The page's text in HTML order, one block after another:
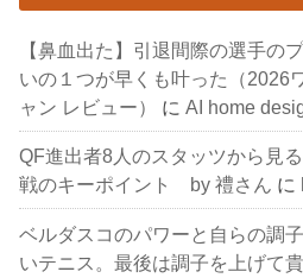
【鼻血出た】引退間際の選手の
いの１つが早くも叶った（2026
ャン レビュー）
にAI home
QF進出者8人のスタッツから見
戦のキーポイント by 禮さん に
ベルダスコのパワーと自らの調
いテニス。最後は調子を上げて